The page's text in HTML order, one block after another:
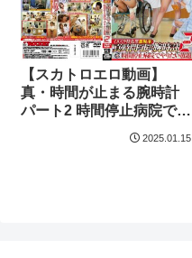
【スカトロエロ動画】
真・時間が止まる腕時計
パート2 時間停止病院でや
2025.01.15